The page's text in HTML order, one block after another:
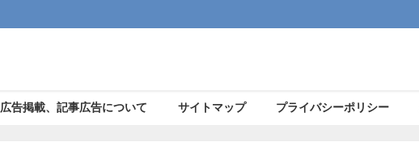
広告掲載、記事広告について サイトマップ プライバシーポリシー